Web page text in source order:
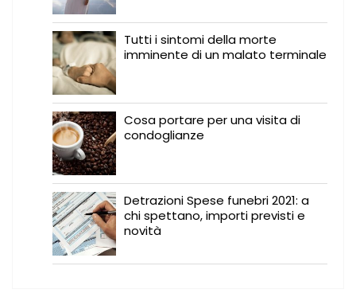
Tutti i sintomi della morte
imminente di un malato terminale
Cosa portare per una visita di
condoglianze
Detrazioni Spese funebri 2021: a
chi spettano, importi previsti e
novità